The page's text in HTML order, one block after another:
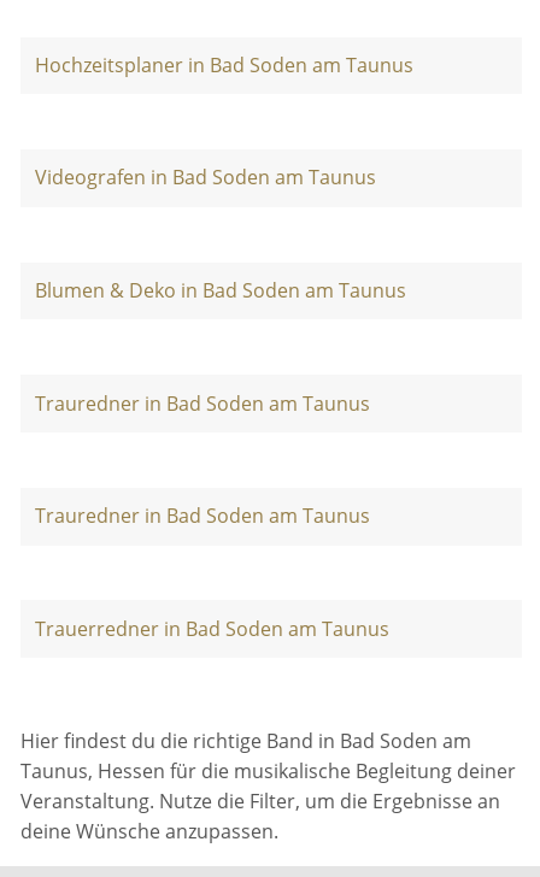
Hochzeitsplaner in Bad Soden am Taunus
Videografen in Bad Soden am Taunus
Blumen & Deko in Bad Soden am Taunus
Trauredner in Bad Soden am Taunus
Trauredner in Bad Soden am Taunus
Trauerredner in Bad Soden am Taunus
Hier findest du die richtige Band in Bad Soden am
Taunus, Hessen für die musikalische Begleitung deiner
Veranstaltung. Nutze die Filter, um die Ergebnisse an
deine Wünsche anzupassen.